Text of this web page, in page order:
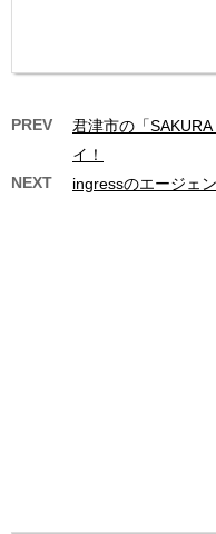
PREV
君津市の「
イ！
NEXT
ingressのエージェ